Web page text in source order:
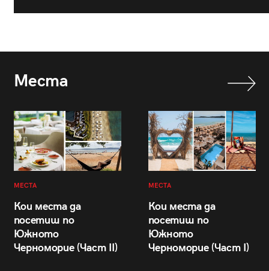
Места
МЕСТА
Кои места да
посетиш по
Южното
Черноморие (Част II)
МЕСТА
Кои места да
посетиш по
Южното
Черноморие (Част I)